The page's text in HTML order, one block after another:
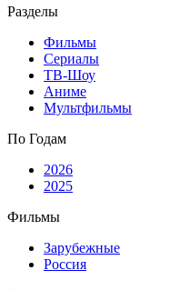
Разделы
Фильмы
Сериалы
ТВ-Шоу
Аниме
Мультфильмы
По Годам
2026
2025
Фильмы
Зарубежные
Россия